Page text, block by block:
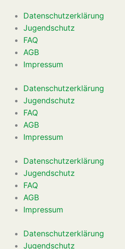
Datenschutzerklärung
Jugendschutz
FAQ
AGB
Impressum
Datenschutzerklärung
Jugendschutz
FAQ
AGB
Impressum
Datenschutzerklärung
Jugendschutz
FAQ
AGB
Impressum
Datenschutzerklärung
Jugendschutz